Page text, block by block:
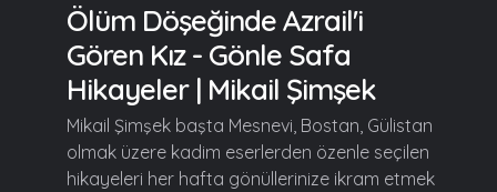
Ölüm Döşeğinde Azrail'i
Gören Kız - Gönle Safa
Hikayeler | Mikail Şimşek
Mikail Şimşek başta Mesnevi, Bostan, Gülistan
olmak üzere kadim eserlerden özenle seçilen
hikayeleri her hafta gönüllerinize ikram etmek